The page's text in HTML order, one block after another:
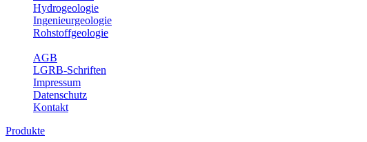
Hydrogeologie
Ingenieurgeologie
Rohstoffgeologie
AGB
LGRB-Schriften
Impressum
Datenschutz
Kontakt
Produkte